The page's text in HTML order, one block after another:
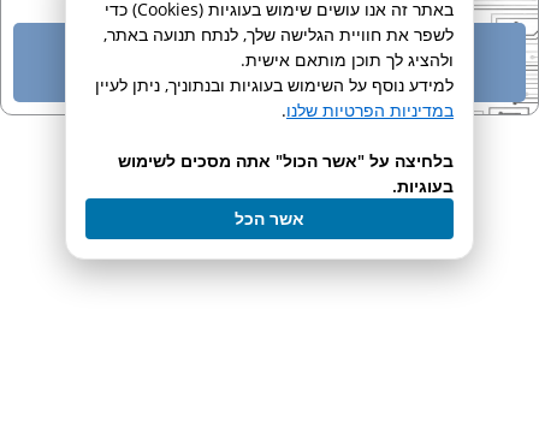
Grant Scientific Product Overview
מוצרים נוספים בקטגוריה
Sub Aqua Pro Unstirred
באתר זה אנו עושים שימוש בעוגיות (Cookies) כדי
לשפר את חוויית הגלישה שלך, לנתח תנועה באתר,
ולהציג לך תוכן מותאם אישית.
למידע נוסף על השימוש בעוגיות ובנתוניך, ניתן לעיין
במדיניות הפרטיות שלנו.
בלחיצה על "אשר הכול" אתה מסכים לשימוש
בעוגיות.
אשר הכל